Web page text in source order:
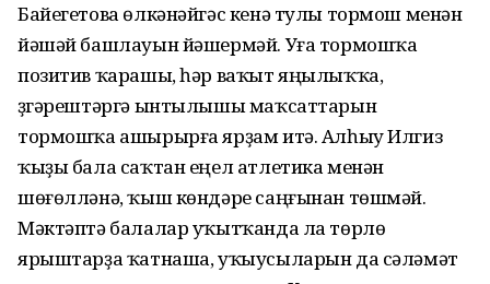
Байегетова өлкәнәйгәс кенә тулы тормош менән
йәшәй башлауын йәшермәй. Уға тормошҡа
позитив ҡарашы, һәр ваҡыт яңылыҡҡа,
үҙгәрештәргә ынтылышы маҡсаттарын
тормошҡа ашырырға ярҙам итә. Алһыу Илгиз
ҡыҙы бала саҡтан еңел атлетика менән
шөғөлләнә, ҡыш көндәре саңғынан төшмәй.
Мәктәптә балалар уҡытҡанда ла төрлө
ярыштарҙа ҡатнаша, уҡыусыларын да сәләмәт